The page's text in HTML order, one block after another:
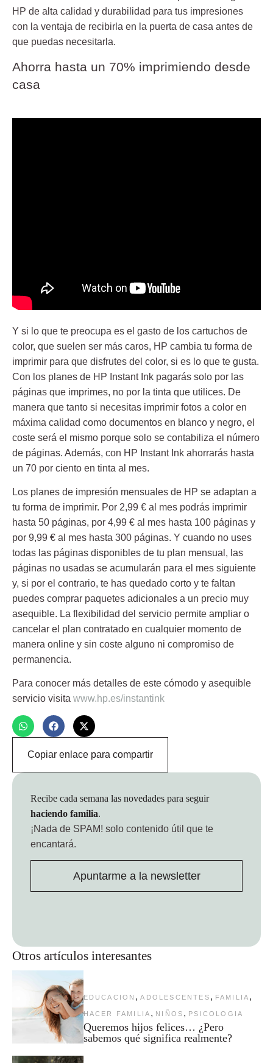
HP de alta calidad y durabilidad para tus impresiones
con la ventaja de recibirla en la puerta de casa antes de
que puedas necesitarla.
Ahorra hasta un 70% imprimiendo desde
casa
Y si lo que te preocupa es el gasto de los cartuchos de
color, que suelen ser más caros, HP cambia tu forma de
imprimir para que disfrutes del color, si es lo que te gusta.
Con los planes de HP Instant Ink pagarás solo por las
páginas que imprimes, no por la tinta que utilices. De
manera que tanto si necesitas imprimir fotos a color en
máxima calidad como documentos en blanco y negro, el
coste será el mismo porque solo se contabiliza el número
de páginas. Además, con HP Instant Ink ahorrarás hasta
un 70 por ciento en tinta al mes.
Los planes de impresión mensuales de HP se adaptan a
tu forma de imprimir. Por 2,99 € al mes podrás imprimir
hasta 50 páginas, por 4,99 € al mes hasta 100 páginas y
por 9,99 € al mes hasta 300 páginas. Y cuando no uses
todas las páginas disponibles de tu plan mensual, las
páginas no usadas se acumularán para el mes siguiente
y, si por el contrario, te has quedado corto y te faltan
puedes comprar paquetes adicionales a un precio muy
asequible. La flexibilidad del servicio permite ampliar o
cancelar el plan contratado en cualquier momento de
manera online y sin coste alguno ni compromiso de
permanencia.
Para conocer más detalles de este cómodo y asequible
servicio visita www.hp.es/instantink
Copiar enlace para compartir
Otros artículos interesantes
EDUCACION , ADOLESCENTES , FAMILIA ,
HACER FAMILIA , NIÑOS , PSICOLOGIA
Queremos hijos felices… ¿Pero
sabemos qué significa realmente?
Recibe cada semana las novedades para seguir
haciendo familia.
¡Nada de SPAM! solo contenido útil que te
encantará.
Apuntarme a la newsletter